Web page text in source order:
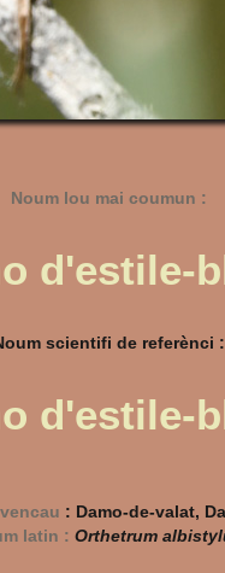
Noum lou mai coumun :
d'estile-
scientifi de referènci :
d'estile-
: Damo-de-valat,
latin : Orthetrum